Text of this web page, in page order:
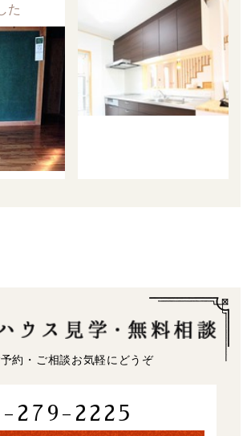
た
予約・ご相談お気軽にどうぞ
279-2225